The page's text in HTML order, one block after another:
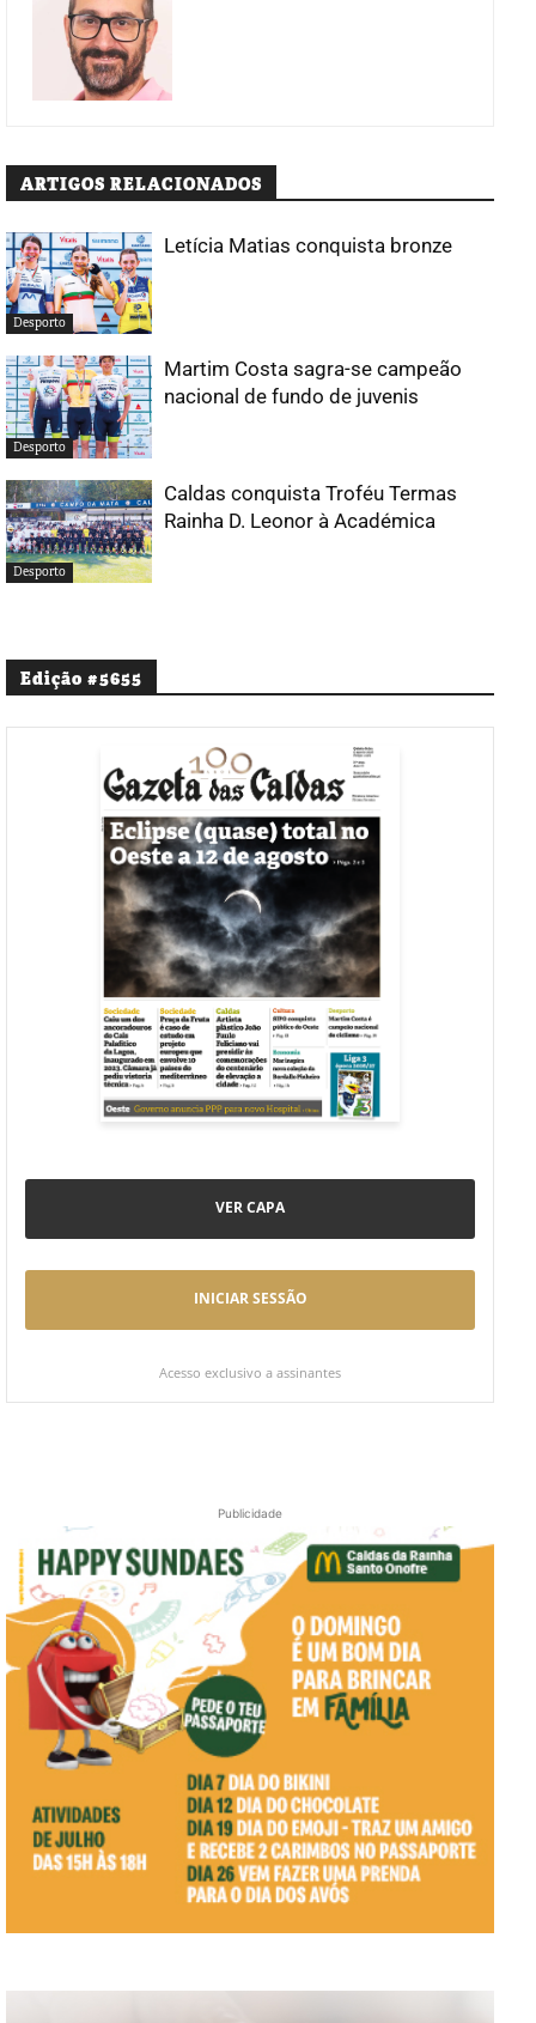
ARTIGOS RELACIONADOS
Desporto
Letícia Matias conquista bronze
Desporto
Martim Costa sagra-se campeão
nacional de fundo de juvenis
Desporto
Caldas conquista Troféu Termas
Rainha D. Leonor à Académica
Edição #5655
VER CAPA
INICIAR SESSÃO
Acesso exclusivo a assinantes
Publicidade